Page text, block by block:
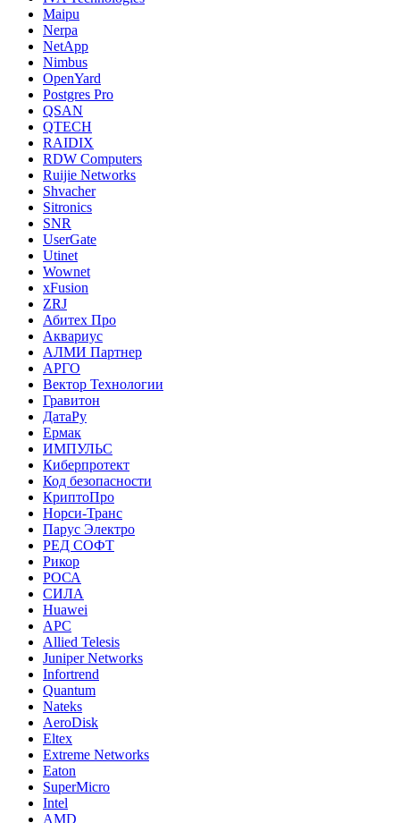
Maipu
Nerpa
NetApp
Nimbus
OpenYard
Postgres Pro
QSAN
QTECH
RAIDIX
RDW Computers
Ruijie Networks
Shvacher
Sitronics
SNR
UserGate
Utinet
Wownet
xFusion
ZRJ
Абитех Про
Аквариус
АЛМИ Партнер
АРГО
Вектор Технологии
Гравитон
ДатаРу
Ермак
ИМПУЛЬС
Киберпротект
Код безопасности
КриптоПро
Норси-Транс
Парус Электро
РЕД СОФТ
Рикор
РОСА
СИЛА
Huawei
APC
Allied Telesis
Juniper Networks
Infortrend
Quantum
Nateks
AeroDisk
Eltex
Extreme Networks
Eaton
SuperMicro
Intel
AMD